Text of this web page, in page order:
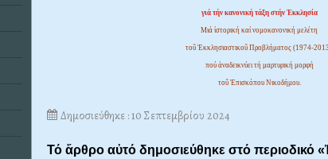
γιά τήν κανονική τάξη στήν Ἐκκλησία
Μιά ἱστορική καί νομοκανονική μελέτη
τοῦ Ἐκκλησιαστικοῦ Προβλήματος (1974-
πού ἀναδεικνύει τή μαρτυρική μορφή
τοῦ Ἐπισκόπου Νικοδήμου.
Δημοσιεύθηκε : 10 Σεπτεμβρίου 2024
Τό ἄρθρο αὐτό δημοσιεύθηκε στό